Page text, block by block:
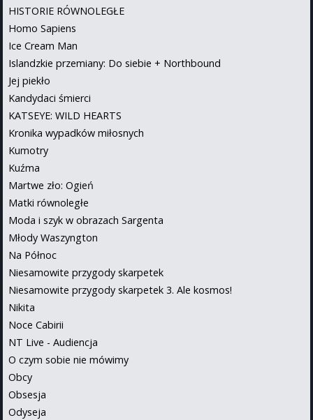
HISTORIE RÓWNOLEGŁE
Homo Sapiens
Ice Cream Man
Islandzkie przemiany: Do siebie + Northbound
Jej piekło
Kandydaci śmierci
KATSEYE: WILD HEARTS
Kronika wypadków miłosnych
Kumotry
Kuźma
Martwe zło: Ogień
Matki równoległe
Moda i szyk w obrazach Sargenta
Młody Waszyngton
Na Północ
Niesamowite przygody skarpetek
Niesamowite przygody skarpetek 3. Ale kosmos!
Nikita
Noce Cabirii
NT Live - Audiencja
O czym sobie nie mówimy
Obcy
Obsesja
Odyseja